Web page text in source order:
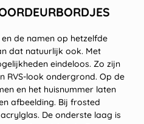
de namen op hetzelfde
dat natuurlijk ook. Met
eindeloos. Zo zijn
RVS-look ondergrond. Op de
en het huisnummer laten
afbeelding. Bij frosted
De onderste laag is